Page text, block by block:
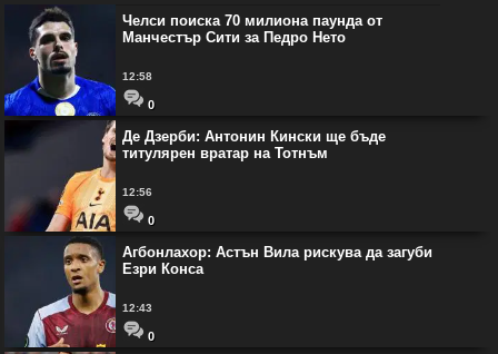
Челси поиска 70 милиона паунда от
Манчестър Сити за Педрo Нето
12:58
0
Де Дзерби: Антонин Кински ще бъде
титулярен вратар на Тотнъм
12:56
0
Агбонлахор: Астън Вила рискува да загуби
Езри Конса
12:43
0